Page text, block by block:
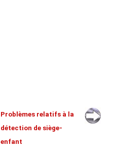
Problèmes relatifs à la
détection de siège-
enfant